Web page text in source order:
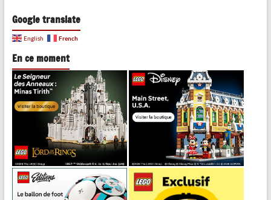
Google translate
English French
En ce moment